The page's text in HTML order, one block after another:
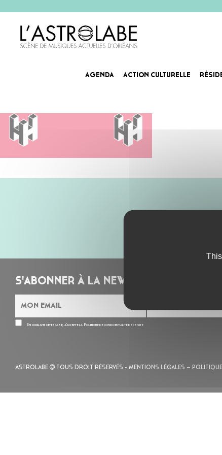
AGENDA ACTION CULTURELLE
S'ABONNER À LA NEWSLETTER
En cochant cette case, j’accepte la Politique de confidentialitéde ce site
ASTROLABE TOUS DROIT RÉSERVÉS - MENTIONS LÉGALES –